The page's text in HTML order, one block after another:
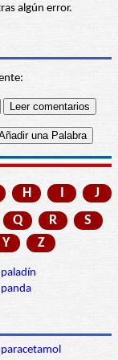
algún error.
H I
J
Q R
S
Y Z
paladín
panda
paracetamol